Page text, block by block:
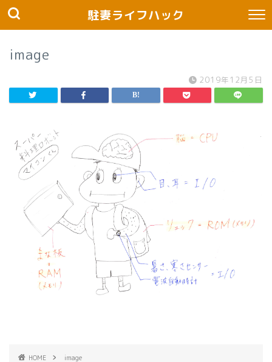
駐妻ライフハック
image
2019年12月5日
HOME image